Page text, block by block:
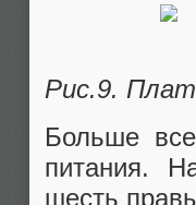
Рис.9.
Больше
питания.
шесть